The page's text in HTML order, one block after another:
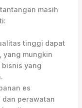
masih
tinggi dapat
yang mungkin
yang
es
dan perawatan